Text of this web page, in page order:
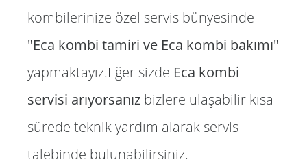
kombilerinize özel servis bünyesinde
"Eca kombi tamiri ve Eca kombi bakımı"
yapmaktayız.Eğer sizde Eca kombi
servisi arıyorsanız bizlere ulaşabilir kısa
sürede teknik yardım alarak servis
talebinde bulunabilirsiniz.